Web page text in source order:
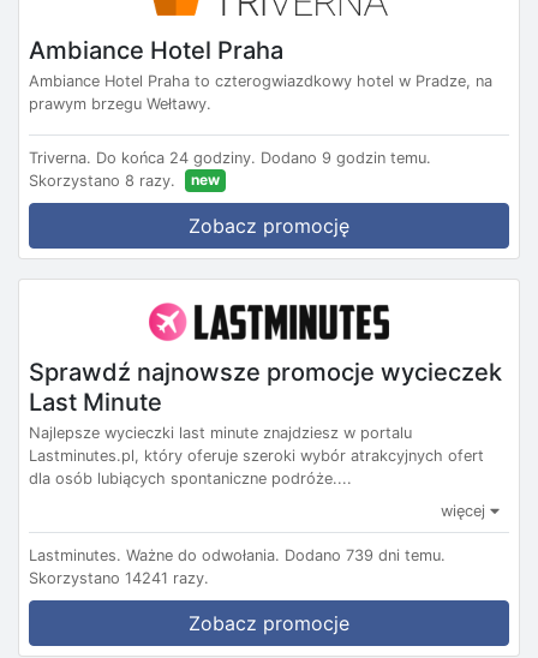
Ambiance Hotel Praha
Ambiance Hotel Praha to czterogwiazdkowy hotel w Pradze, na
prawym brzegu Wełtawy.
Triverna. Do końca 24 godziny. Dodano 9 godzin temu.
Skorzystano 8 razy.
new
Zobacz promocję
Sprawdź najnowsze promocje wycieczek
Last Minute
Najlepsze wycieczki last minute znajdziesz w portalu
Lastminutes.pl, który oferuje szeroki wybór atrakcyjnych ofert
dla osób lubiących spontaniczne podróże....
więcej
Lastminutes. Ważne do odwołania. Dodano 739 dni temu.
Skorzystano 14241 razy.
Zobacz promocje